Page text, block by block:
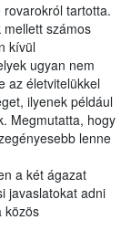
tartotta.
számos
kívül
ugyan nem
az életvitelükkel
ilyenek például
Megmutatta, hogy
lenne
a két ágazat
javaslatokat adni
közös